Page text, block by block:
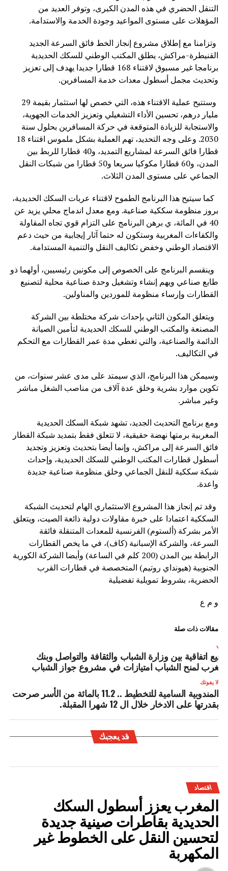
التنقل الحضري في هذه المدن الكبرى، وتوفر العديد من
المؤهلات على مستوى المواعيد وجودة الخدمة والاستدامة.
وتزامنا مع إطلاق مشروع إنجاز الخط فائق السرعة الجديد
القنيطرة-مراكش، يطلق المكتب الوطني للسكك الحديدية
برنامجا غير مسبوق لاقتناء 168 قطارا جديدا يهدف إلى تعزيز
وتحديث مجمل أسطول معدات خدمة المسافرين.
وستتيح عملية الاقتناء هذه، التي خصص لها استثمار بقيمة 29
مليار درهم، تحسين الأداء التشغيلي وتعزيز الخدمات الجهوية،
والاستجابة للزيادة المتوقعة في حركة المسافرين بحلول سنة
2030. وعلى وجه التحديد، تهم العملية بشكل ملموس اقتناء 18
قطارا فائق السرعة لمشاريع التمديد، و40 قطارا للربط بين
المدن، و60 قطارا مكوكيا سريعا و50 قطارا من شبكات النقل
الجماعي على مستوى المدن الثلاث.
كما سيتيح هذا البرنامج الطموح لاقتناء عربات السكك الحديدية،
بروز منظومة سككية صناعية. ومع معدل اندماج محلي يزيد عن
40 في المائة، ي برهن البرنامج على التزام قوي تجاه المقاولة
والكفاءات المغربية وستكون له حتما آثار إيجابية من حيث دعم
الاقتصاد الوطني وخفض تكاليف النقل والتنمية المستدامة.
وينقسم البرنامج على الخصوص إلى مكونين رئيسيين، أولهما ذو
طابع صناعي ويهم إنشاء وتشغيل وحدة صناعية محلية لتصنيع
القطارات وإرساء منظومة للموردين والمناولين.
ويتعلق المكون الثاني بإحداث شركة مختلطة بين الشركة
المصنعة والمكتب الوطني للسكك الحديدية لتأمين الصيانة
الدائمة والصناعية، والتي تغطي مدة عمر القطارات مع التحكم
في التكاليف.
وسيمكن هذا البرنامج، الذي سيمتد على مدى عشر سنوات، من
تكوين موارد بشرية وخلق عدة آلاف من مناصب الشغل مباشر
وغير مباشر.
ومع برنامج التحديث الجديد، تشهد شبكة السكك الحديدية
المغربية برمتها نهضة حقيقية، لا تتعلق فقط بتمديد شبكة القطار
فائق السرعة إلى مراكش، وإنما أيضا بتحديث وتعزيز وتجديد
أسطول قطارات المكتب الوطني للسكك الحديدية، وإحداث
شبكة سككية للنقل الجماعي وخلق منظومة صناعية جديدة
واعدة.
وقد تم إنجاز هذا المشروع الاستثماري الهام لتحديث الشبكة
السككية اعتمادا على خبرة مقاولات دولية ذائعة الصيت، ويتعلق
الأمر بشركة (ألستوم) الفرنسية للمعدات المتنقلة فائقة
السرعة، والشركة الإسبانية (كاف)، في ما يخص القطارات
الرابطة بين المدن (200 كلم في الساعة) وأيضا الشركة الكورية
الجنوبية (هيونداي روتيم) المتخصصة في قطارات القرب
الحضرية، بشروط تمويلية تفضيلية
و م ع
مقالات ذات صلة
اتفاقية بين وزارة الشباب والثقافة والتواصل وبنك
لمنح الشباب امتيازات في مشروع جواز الشباب
لا يفوتك
المندوبية السامية للتخطيط .. 11.2 بالمائة من الأسر صرحت
بقدرتها على الادخار خلال ال 12 شهرا المقبلة.
قد يعجبك
اقتصاد
المغرب يعزز أسطول السكك
الحديدية بقاطرات صينية جديدة
لتحسين النقل على الخطوط غير
المكهربة